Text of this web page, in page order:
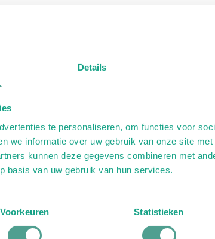
Details
te personaliseren, om functies voor
we informatie over uw gebruik van onze site
kunnen deze gegevens combineren met
basis van uw gebruik van hun services.
Voorkeuren Statistieken